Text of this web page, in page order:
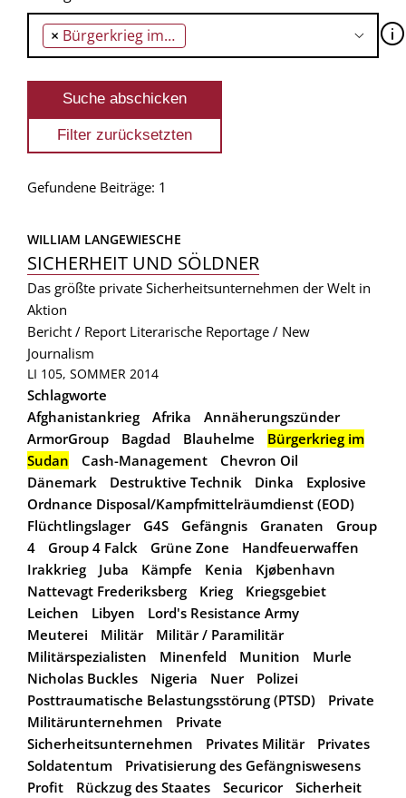
× Bürgerkrieg im Sudan 🛈
Gefundene Beiträge: 1
WILLIAM LANGEWIESCHE
SICHERHEIT UND SÖLDNER
Das größte private Sicherheitsunternehmen der Welt in
Aktion
Bericht / Report Literarische Reportage / New
Journalism
LI 105, SOMMER 2014
Schlagworte
Afghanistankrieg
Afrika
Annäherungszünder
ArmorGroup
Bagdad Blauhelme
Bürgerkrieg im
Sudan
Cash-Management
Chevron Oil
Dänemark
Destruktive Technik Dinka
Explosive
Ordnance Disposal/Kampfmittelräumdienst (EOD)
Flüchtlingslager
G4S Gefängnis Granaten
Group
4
Group 4 Falck Grüne Zone
Handfeuerwaffen
Irakkrieg
Juba Kämpfe Kenia
Kjøbenhavn
Nattevagt Frederiksberg
Krieg
Kriegsgebiet
Leichen
Libyen
Lord's Resistance Army
Meuterei
Militär
Militär / Paramilitär
Militärspezialisten
Minenfeld Munition
Murle
Nicholas Buckles
Nigeria Nuer
Polizei
Posttraumatische Belastungsstörung (PTSD)
Private
Militärunternehmen
Private
Sicherheitsunternehmen
Privates Militär
Privates
Soldatentum
Privatisierung des Gefängniswesens
Profit
Rückzug des Staates Securicor
Sicherheit